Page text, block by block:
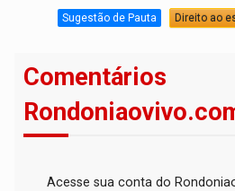
Sugestão de Pauta Direito ao
Comentários
Acesse sua conta do